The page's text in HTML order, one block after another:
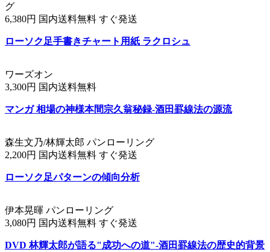
グ
6,380円 国内送料無料 すぐ発送
ローソク足手書きチャート用紙 ラクロシュ
ワーズオン
3,300円 国内送料無料
マンガ 相場の神様本間宗久翁秘録-酒田罫線法の源流
森生文乃/林輝太郎 パンローリング
2,200円 国内送料無料 すぐ発送
ローソク足パターンの傾向分析
伊本晃暉 パンローリング
3,080円 国内送料無料 すぐ発送
DVD 林輝太郎が語る"成功への道"-酒田罫線法の歴史的背景